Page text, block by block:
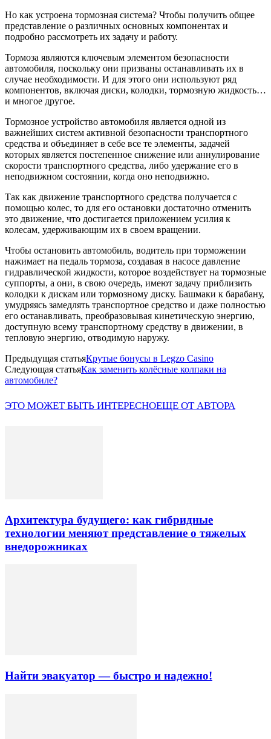
Но как устроена тормозная система? Чтобы получить общее
представление о различных основных компонентах и
подробно рассмотреть их задачу и работу.
Тормоза являются ключевым элементом безопасности
автомобиля, поскольку они призваны останавливать их в
случае необходимости. И для этого они используют ряд
компонентов, включая диски, колодки, тормозную жидкость…
и многое другое.
Тормозное устройство автомобиля является одной из
важнейших систем активной безопасности транспортного
средства и объединяет в себе все те элементы, задачей
которых является постепенное снижение или аннулирование
скорости транспортного средства, либо удержание его в
неподвижном состоянии, когда оно неподвижно.
Так как движение транспортного средства получается с
помощью колес, то для его остановки достаточно отменить
это движение, что достигается приложением усилия к
колесам, удерживающим их в своем вращении.
Чтобы остановить автомобиль, водитель при торможении
нажимает на педаль тормоза, создавая в насосе давление
гидравлической жидкости, которое воздействует на тормозные
суппорты, а они, в свою очередь, имеют задачу приблизить
колодки к дискам или тормозному диску. Башмаки к барабану,
умудряясь замедлять транспортное средство и даже полностью
его останавливать, преобразовывая кинетическую энергию,
доступную всему транспортному средству в движении, в
тепловую энергию, отводимую наружу.
Предыдущая статьяКрутые бонусы в Legzo Сasino
Следующая статьяКак заменить колёсные колпаки на
автомобиле?
ЭТО МОЖЕТ БЫТЬ ИНТЕРЕСНОЕЩЕ ОТ АВТОРА
Архитектура будущего: как гибридные
технологии меняют представление о тяжелых
внедорожниках
Найти эвакуатор — быстро и надежно!